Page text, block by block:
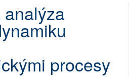
analýza
procesy